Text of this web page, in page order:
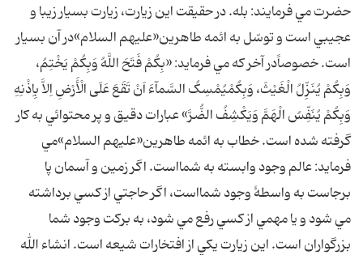
حضرت مي فرمايند: بله. در حقيقت اين زيارت، زيارت بسيار زيبا و
عجيبي است و توسّل به ائمه طاهرين«عليهم السلام»در آن بسيار
است. خصوصاًدر آخر که مي فرمايد: «بِکُمْ فَتَحَ اللَّهُ وَبِکُمْ يَخْتِمُ،
وَبِکُمْ يُنَزِّلُ الْغَيْثَ، وَبِکُمْ‏يُمْسِکُ السَّمآءَ اَنْ تَقَعَ عَلَى الْأَرْضِ اِلاَّ بِاِذْنِهِ
وَبِکُمْ يُنَفِّسُ الْهَمَّ وَيَکْشِفُ الضُّرَّ» عبارات دقيق و پر محتوائي به کار
گرفته شده است. خطاب به ائمه طاهرين«عليهم السلام»مي
فرمايد: عالم وجود وابسته به شمااست. اگر زمين و آسمان پا
برجاست به واسطۀ وجود شمااست، اگر حاجتي از کسي برداشته
مي شود و يا مهمي از کسي رفع مي شود، به برکت وجود شما
بزرگواران است. اين زيارت يکي از افتخارات شيعه است. انشاء الله